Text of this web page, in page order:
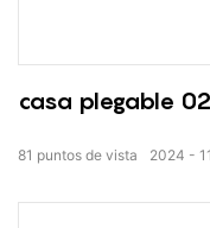
casa plegable 02
2024 11
81 puntos de vista